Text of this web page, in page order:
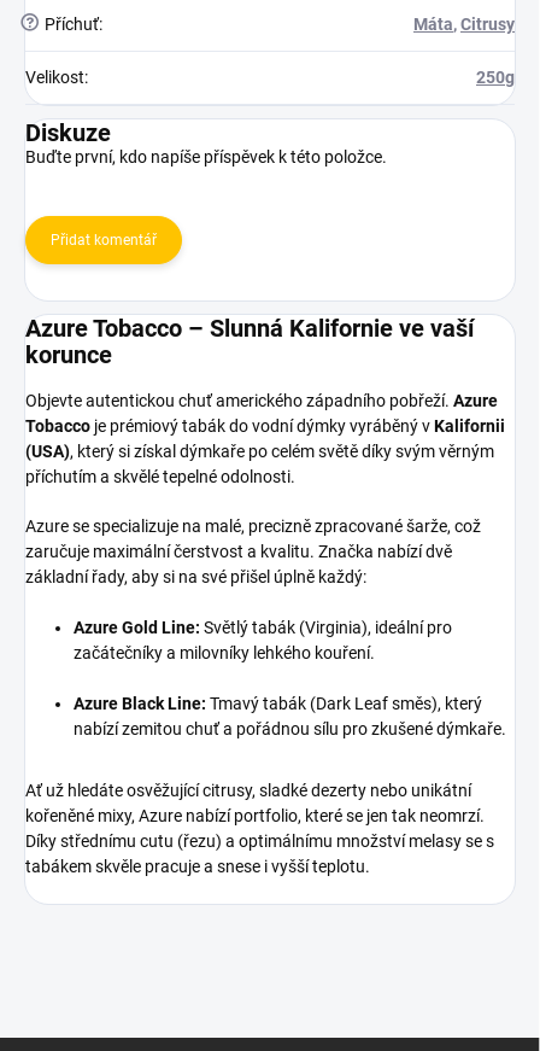
? Příchuť: Máta,Citrusy
Velikost: 250g
Diskuze
Buďte první, kdo napíše příspěvek k této položce.
Přidat komentář
Azure Tobacco – Slunná Kalifornie ve vaší
korunce
Objevte autentickou chuť amerického západního pobřeží. Azure
Tobacco je prémiový tabák do vodní dýmky vyráběný vKalifornii
(USA), který si získal dýmkaře po celém světě díky svým věrným
příchutím a skvělé tepelné odolnosti.
Azure se specializuje na malé, precizně zpracované šarže, což
zaručuje maximální čerstvost a kvalitu. Značka nabízí dvě
základní řady, aby si na své přišel úplně každý:
Azure Gold Line: Světlý tabák (Virginia), ideální pro
začátečníky a milovníky lehkého kouření.
Azure Black Line: Tmavý tabák (Dark Leaf směs), který
nabízí zemitou chuť a pořádnou sílu pro zkušené dýmkaře.
Ať už hledáte osvěžující citrusy, sladké dezerty nebo unikátní
kořeněné mixy, Azure nabízí portfolio, které se jen tak neomrzí.
Díky střednímu cutu (řezu) a optimálnímu množství melasy se s
tabákem skvěle pracuje a snese i vyšší teplotu.